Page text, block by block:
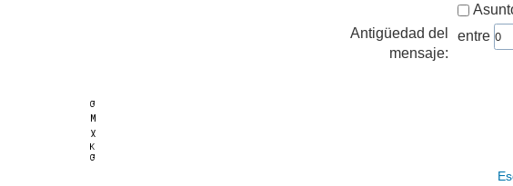
Antigüedad del
mensaje:
entre